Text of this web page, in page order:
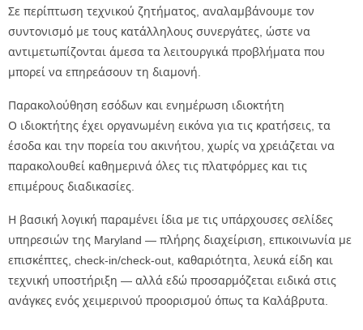
Σε περίπτωση τεχνικού ζητήματος, αναλαμβάνουμε τον
συντονισμό με τους κατάλληλους συνεργάτες, ώστε να
αντιμετωπίζονται άμεσα τα λειτουργικά προβλήματα που
μπορεί να επηρεάσουν τη διαμονή.
Παρακολούθηση εσόδων και ενημέρωση ιδιοκτήτη
Ο ιδιοκτήτης έχει οργανωμένη εικόνα για τις κρατήσεις, τα
έσοδα και την πορεία του ακινήτου, χωρίς να χρειάζεται να
παρακολουθεί καθημερινά όλες τις πλατφόρμες και τις
επιμέρους διαδικασίες.
Η βασική λογική παραμένει ίδια με τις υπάρχουσες σελίδες
υπηρεσιών της Maryland — πλήρης διαχείριση, επικοινωνία με
επισκέπτες, check-in/check-out, καθαριότητα, λευκά είδη και
τεχνική υποστήριξη — αλλά εδώ προσαρμόζεται ειδικά στις
ανάγκες ενός χειμερινού προορισμού όπως τα Καλάβρυτα.